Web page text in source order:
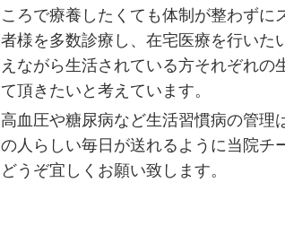
ころで療養したくても体制が整わず
者様を多数診療し、在宅医療を行いた
えながら生活されている方それぞれ
て頂きたいと考えています。
高血圧や糖尿病など生活習慣病の管理
の人らしい毎日が送れるように当院チ
どうぞ宜しくお願い致します。